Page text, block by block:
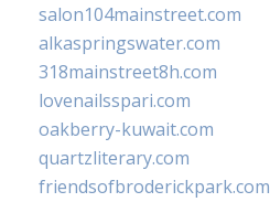
salon104mainstreet.com
alkaspringswater.com
318mainstreet8h.com
lovenailsspari.com
oakberry-kuwait.com
quartzliterary.com
friendsofbroderickpark.com